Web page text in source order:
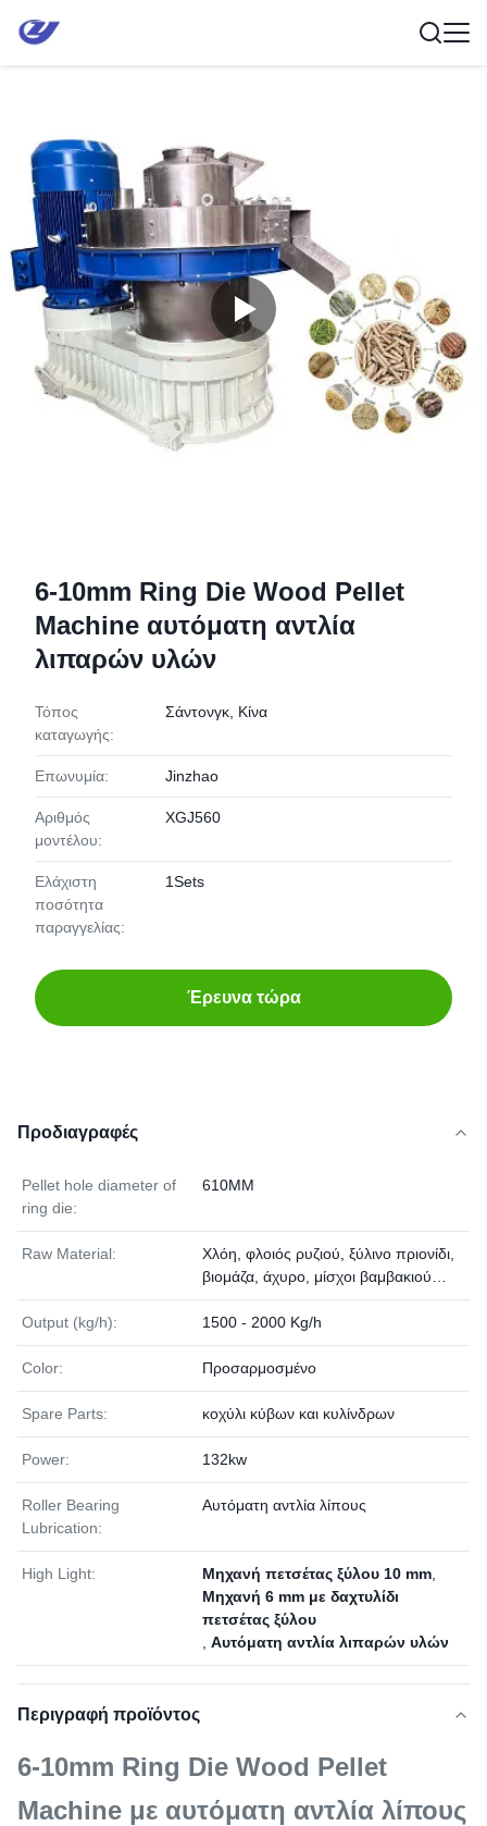
6-10mm Ring Die Wood Pellet
Machine αυτόματη αντλία
λιπαρών υλών
Τόπος
καταγωγής:
Σάντονγκ, Κίνα
Επωνυμία: Jinzhao
Αριθμός
μοντέλου:
XGJ560
Ελάχιστη
ποσότητα
παραγγελίας:
1Sets
Έρευνα τώρα
Προδιαγραφές
Pellet hole diameter of
ring die:
610MM
Raw Material:
Χλόη, φλοιός ρυζιού, ξύλινο πριονίδι,
βιομάζα, άχυρο, μίσχοι βαμβακιού…
Output (kg/h): 1500 - 2000 Kg/h
Color: Προσαρμοσμένο
Spare Parts: κοχύλι κύβων και κυλίνδρων
Power: 132kw
Roller Bearing
Lubrication:
Αυτόματη αντλία λίπους
High Light: Μηχανή πετσέτας ξύλου 10 mm
Μηχανή 6 mm με δαχτυλίδι
πετσέτας ξύλου
Αυτόματη αντλία λιπαρών υλών
Περιγραφή προϊόντος
6-10mm Ring Die Wood Pellet
Machine με αυτόματη αντλία λίπους